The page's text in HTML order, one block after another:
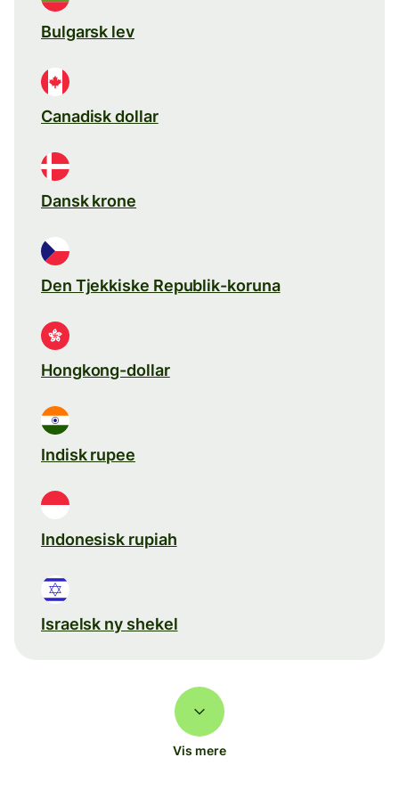
Bulgarsk lev
Canadisk dollar
Dansk krone
Den Tjekkiske Republik-koruna
Hongkong-dollar
Indisk rupee
Indonesisk rupiah
Israelsk ny shekel
Vis mere